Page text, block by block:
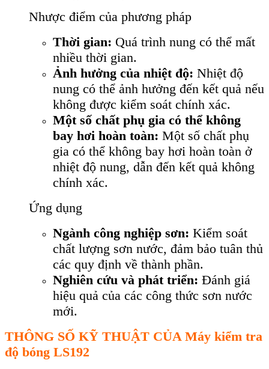
Nhược điểm của phương pháp
Thời gian: Quá trình nung có thể mất
nhiều thời gian.
Ảnh hưởng của nhiệt độ: Nhiệt độ
nung có thể ảnh hưởng đến kết quả nếu
không được kiểm soát chính xác.
Một số chất phụ gia có thể không
bay hơi hoàn toàn: Một số chất phụ
gia có thể không bay hơi hoàn toàn ở
nhiệt độ nung, dẫn đến kết quả không
chính xác.
Ứng dụng
Ngành công nghiệp sơn: Kiểm soát
chất lượng sơn nước, đảm bảo tuân thủ
các quy định về thành phần.
Nghiên cứu và phát triển: Đánh giá
hiệu quả của các công thức sơn nước
mới.
THÔNG SỐ KỸ THUẬT CỦA Máy kiểm tra
độ bóng LS192